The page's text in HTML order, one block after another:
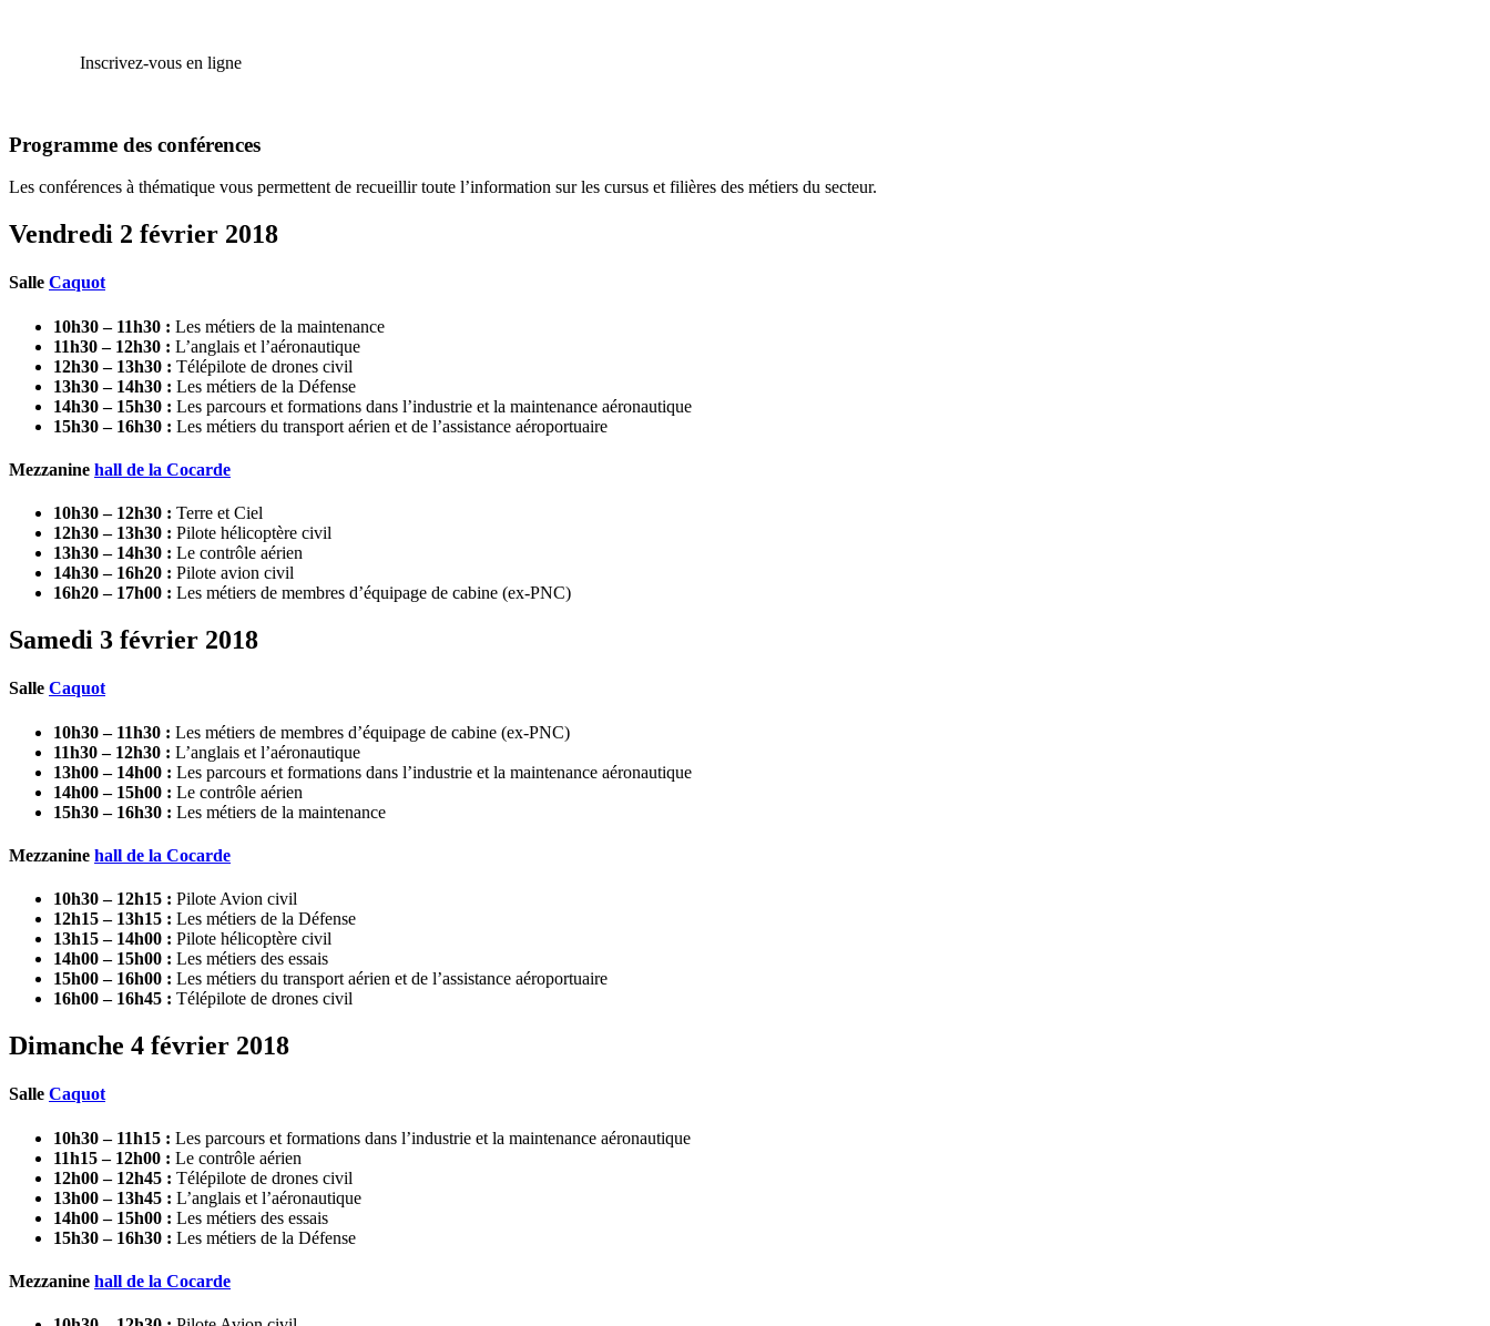
Inscrivez-vous en ligne
Programme des conférences
Les conférences à thématique vous permettent de recueillir toute l’information sur les cursus et filières des métiers du secteur.
Vendredi 2 février 2018
Salle Caquot
10h30 – 11h30 : Les métiers de la maintenance
11h30 – 12h30 : L’anglais et l’aéronautique
12h30 – 13h30 : Télépilote de drones civil
13h30 – 14h30 : Les métiers de la Défense
14h30 – 15h30 : Les parcours et formations dans l’industrie et la maintenance aéronautique
15h30 – 16h30 : Les métiers du transport aérien et de l’assistance aéroportuaire
Mezzanine hall de la Cocarde
10h30 – 12h30 : Terre et Ciel
12h30 – 13h30 : Pilote hélicoptère civil
13h30 – 14h30 : Le contrôle aérien
14h30 – 16h20 : Pilote avion civil
16h20 – 17h00 : Les métiers de membres d’équipage de cabine (ex-PNC)
Samedi 3 février 2018
Salle Caquot
10h30 – 11h30 : Les métiers de membres d’équipage de cabine (ex-PNC)
11h30 – 12h30 : L’anglais et l’aéronautique
13h00 – 14h00 : Les parcours et formations dans l’industrie et la maintenance aéronautique
14h00 – 15h00 : Le contrôle aérien
15h30 – 16h30 : Les métiers de la maintenance
Mezzanine hall de la Cocarde
10h30 – 12h15 : Pilote Avion civil
12h15 – 13h15 : Les métiers de la Défense
13h15 – 14h00 : Pilote hélicoptère civil
14h00 – 15h00 : Les métiers des essais
15h00 – 16h00 : Les métiers du transport aérien et de l’assistance aéroportuaire
16h00 – 16h45 : Télépilote de drones civil
Dimanche 4 février 2018
Salle Caquot
10h30 – 11h15 : Les parcours et formations dans l’industrie et la maintenance aéronautique
11h15 – 12h00 : Le contrôle aérien
12h00 – 12h45 : Télépilote de drones civil
13h00 – 13h45 : L’anglais et l’aéronautique
14h00 – 15h00 : Les métiers des essais
15h30 – 16h30 : Les métiers de la Défense
Mezzanine hall de la Cocarde